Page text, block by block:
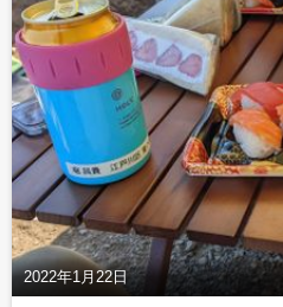
2022年1月22日